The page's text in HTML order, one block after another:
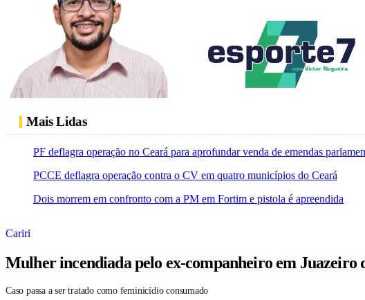
Mais Lidas
PF deflagra operação no Ceará para aprofundar venda de emendas
PCCE deflagra operação contra o CV em quatro municípios do Ceará
Dois morrem em confronto com a PM em Fortim e pistola é apreendida
Cariri
Mulher incendiada pelo ex-companheiro em Juazeiro
Caso passa a ser tratado como feminicídio consumado